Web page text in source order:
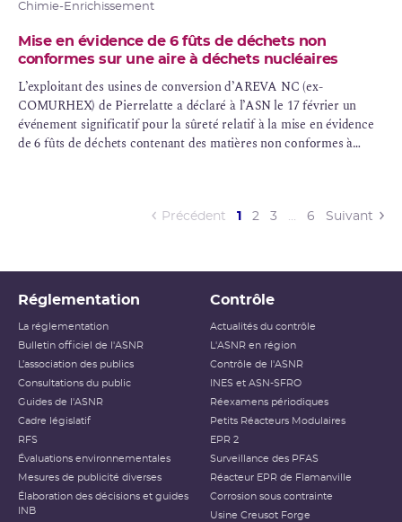
Chimie-Enrichissement
Mise en évidence de 6 fûts de déchets non
conformes sur une aire à déchets nucléaires
L’exploitant des usines de conversion d’AREVA NC (ex-
COMURHEX) de Pierrelatte a déclaré à l’ASN le 17 février un
événement significatif pour la sûreté relatif à la mise en évidence
de 6 fûts de déchets contenant des matières non conformes à
Précédent 1 (current)
2 3 … 6 Suivant
Réglementation
La réglementation
Bulletin officiel de l'ASNR
L’association des publics
Consultations du public
Guides de l'ASNR
Cadre législatif
RFS
Évaluations environnementales
Mesures de publicité diverses
Élaboration des décisions et guides
INB
Contrôle
Actualités du contrôle
L'ASNR en région
Contrôle de l'ASNR
INES et ASN-SFRO
Réexamens périodiques
Petits Réacteurs Modulaires
EPR 2
Surveillance des PFAS
Réacteur EPR de Flamanville
Corrosion sous contrainte
Usine Creusot Forge